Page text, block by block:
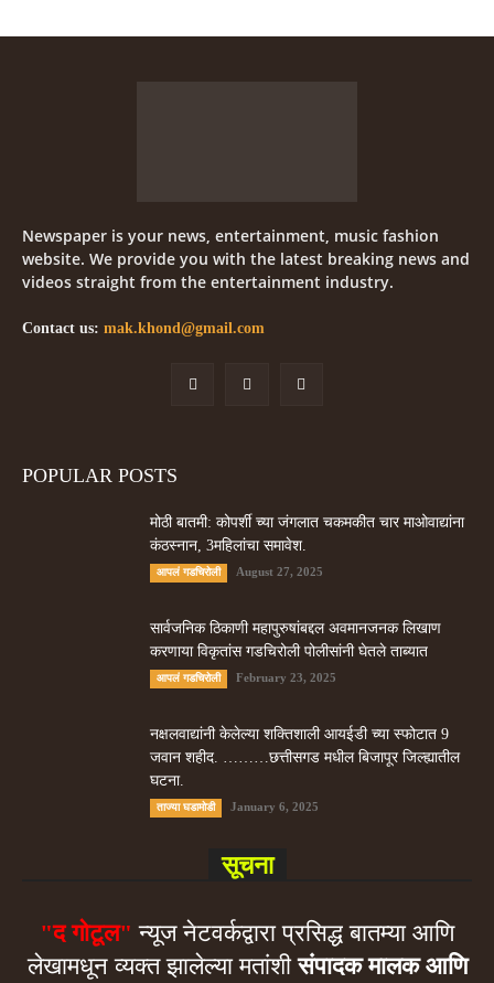
Newspaper is your news, entertainment, music fashion
website. We provide you with the latest breaking news and
videos straight from the entertainment industry.
Contact us: mak.khond@gmail.com
POPULAR POSTS
मोठी बातमी: कोपर्शी च्या जंगलात चकमकीत चार माओवाद्यांना
कंठस्नान, 3महिलांचा समावेश.
आपलं गडचिरोली August 27, 2025
सार्वजनिक ठिकाणी महापुरुषांबद्दल अवमानजनक लिखाण
करणा­या विकृतांस गडचिरोली पोलीसांनी घेतले ताब्यात
आपलं गडचिरोली February 23, 2025
नक्षलवाद्यांनी केलेल्या शक्तिशाली आयईडी च्या स्फोटात 9
जवान शहीद. ………छत्तीसगड मधील बिजापूर जिल्ह्यातील
घटना.
ताज्या घडामोडी January 6, 2025
सूचना
"द गोटूल" न्यूज नेटवर्कद्वारा प्रसिद्ध बातम्या आणि
लेखामधून व्यक्त झालेल्या मतांशीसंपादक मालक आणि